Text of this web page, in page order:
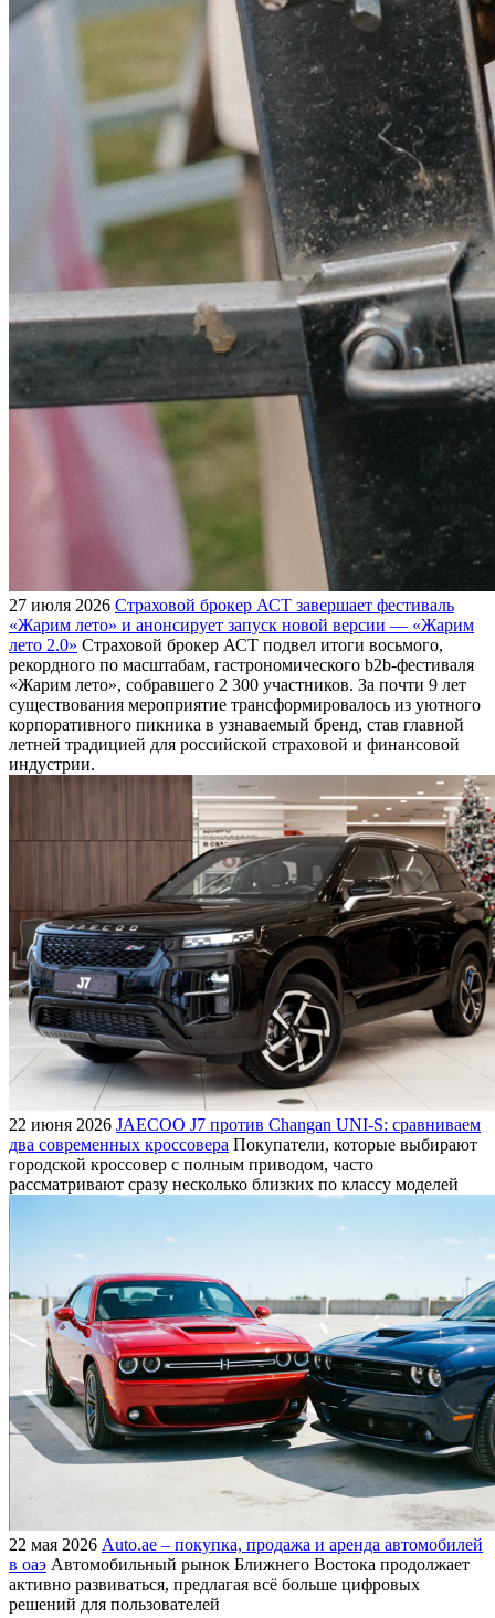
27 июля 2026 Страховой брокер АСТ завершает фестиваль
«Жарим лето» и анонсирует запуск новой версии — «Жарим
лето 2.0» Страховой брокер АСТ подвел итоги восьмого,
рекордного по масштабам, гастрономического b2b-фестиваля
«Жарим лето», собравшего 2 300 участников. За почти 9 лет
существования мероприятие трансформировалось из уютного
корпоративного пикника в узнаваемый бренд, став главной
летней традицией для российской страховой и финансовой
индустрии.
22 июня 2026 JAECOO J7 против Changan UNI-S: сравниваем
два современных кроссовера Покупатели, которые выбирают
городской кроссовер с полным приводом, часто
рассматривают сразу несколько близких по классу моделей
22 мая 2026 Auto.ae – покупка, продажа и аренда автомобилей
в оаэ Автомобильный рынок Ближнего Востока продолжает
активно развиваться, предлагая всё больше цифровых
решений для пользователей